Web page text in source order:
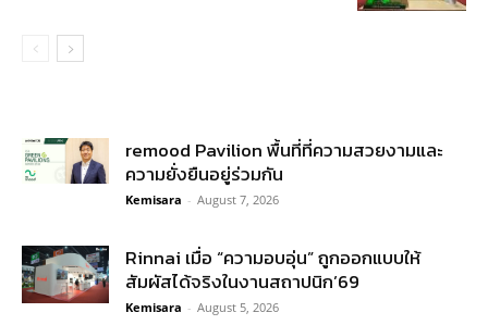
remood Pavilion พื้นที่ที่ความสวยงามและ
ความยั่งยืนอยู่ร่วมกัน
Kemisara - August 7, 2026
Rinnai เมื่อ “ความอบอุ่น” ถูกออกแบบให้
สัมผัสได้จริงในงานสถาปนิก’69
Kemisara - August 5, 2026